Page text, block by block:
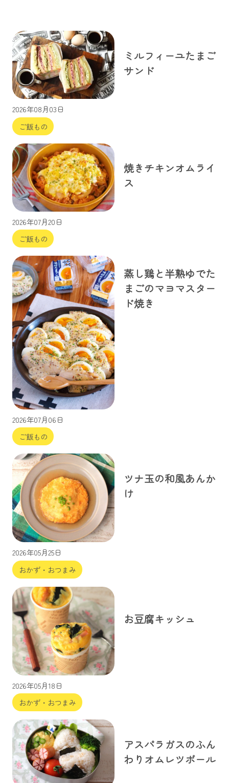
2026年08月03日
ご飯もの
ミルフィーユたまご
サンド
2026年07月20日
ご飯もの
焼きチキンオムライ
ス
2026年07月06日
ご飯もの
蒸し鶏と半熟ゆでた
まごのマヨマスター
ド焼き
2026年05月25日
おかず・おつまみ
ツナ玉の和風あんか
け
2026年05月18日
おかず・おつまみ
お豆腐キッシュ
アスパラガスのふん
わりオムレツボール